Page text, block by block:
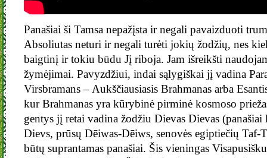
Panašiai ši Tamsa nepažįsta ir negali pavaizduoti
Absoliutas neturi ir negali turėti jokių žodžių, nes
baigtinį ir tokiu būdu Jį riboja. Jam išreikšti
žymėjimai. Pavyzdžiui, indai sąlygiškai jį vadina
Virsbramans – Aukščiausiasis Brahmanas arba
kur Brahmanas yra kūrybinė pirminė kosmoso
gentys jį retai vadina žodžiu Dievas Dievas
Dievs, prūsų Dēiwas-Dēiws, senovės egiptiečių
būtų suprantamas panašiai. Šis vieningas